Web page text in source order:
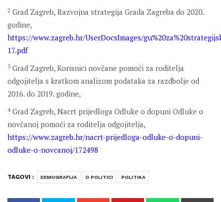
2 Grad Zagreb, Razvojna strategija Grada Zagreba do 2020.
godine,
https://www.zagreb.hr/UserDocsImages/
17.pdf
3 Grad Zagreb, Korisnici novčane pomoći za roditelja
odgojitelja s kratkom analizom podataka za razdbolje od
2016. do 2019. godine,
4Grad Zagreb, Nacrt prijedloga Odluke o dopuni Odluke o
novčanoj pomoći za roditelja odgojitelja,
https://www.zagreb.hr/nacrt-prijedloga-odluke-o-dopuni-
odluke-o-novcanoj/172498
TAGOVI : DEMOGRAFIJA O POLITICI POLITIKA